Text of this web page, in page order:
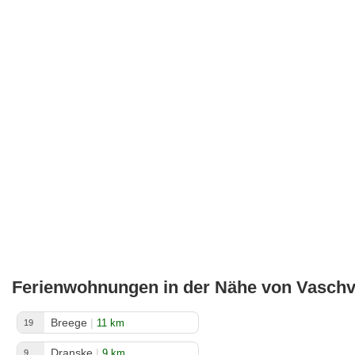
Ferienwohnungen in der Nähe von
19 Breege | 11 km
9